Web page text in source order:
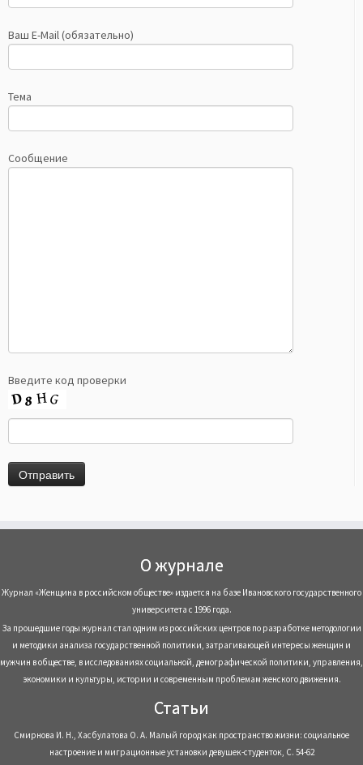
Ваш E-Mail (обязательно)
Тема
Сообщение
Введите код проверки
О журнале
Журнал «Женщина в российском обществе» издается на базе Ивановского государственного
университета с 1996 года.
За прошедшие годы журнал стал одним из российских центров по разработке методологии
и методики анализа государственной политики, затрагивающей интересы женщин и
мужчин в обществе, в исследованиях социальной, демографической политики, управления,
экономики и культуры, истории и современным проблемам женского движения.
Статьи
Смирнова И. Н., Хасбулатова О. А. Малый город как пространство жизни: социальное
настроение и миграционные установки девушек-студенток, С. 54-62